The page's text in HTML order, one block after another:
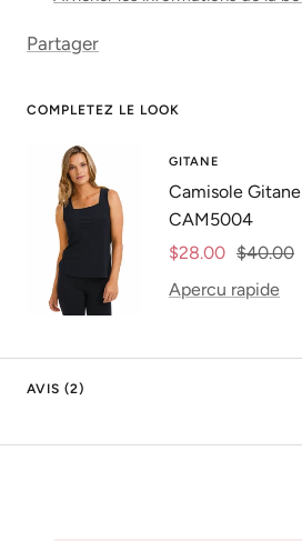
Partager
AVIS (2)
COMPLETEZ LE LOOK
GITANE
Camisole Gitane
CAM5004
Prix
de
$28.00 Prix
normal
$40.00
Apercu rapide